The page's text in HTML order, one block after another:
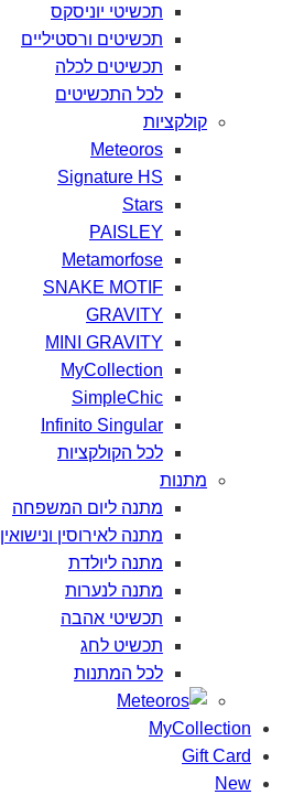
תכשיטי יוניסקס
תכשיטים ורסטיליים
תכשיטים לכלה
לכל התכשיטים
קולקציות
Meteoros
Signature HS
Stars
PAISLEY
Metamorfose
SNAKE MOTIF
GRAVITY
MINI GRAVITY
MyCollection
SimpleChic
Infinito Singular
לכל הקולקציות
מתנות
מתנה ליום המשפחה
מתנה לאירוסין ונישואין
מתנה ליולדת
מתנה לנערות
תכשיטי אהבה
תכשיט לחג
לכל המתנות
MyCollection
Gift Card
New